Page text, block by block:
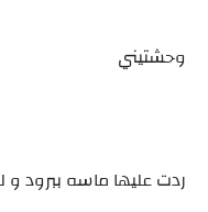
وحشتيني
ردت عليها ماسه ببرود و